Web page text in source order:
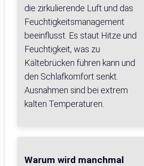
die zirkulierende Luft und das
Feuchtigkeitsmanagement
beeinflusst. Es staut Hitze und
Feuchtigkeit, was zu
Kältebrücken führen kann und
den Schlafkomfort senkt.
Ausnahmen sind bei extrem
kalten Temperaturen.
Warum wird manchmal